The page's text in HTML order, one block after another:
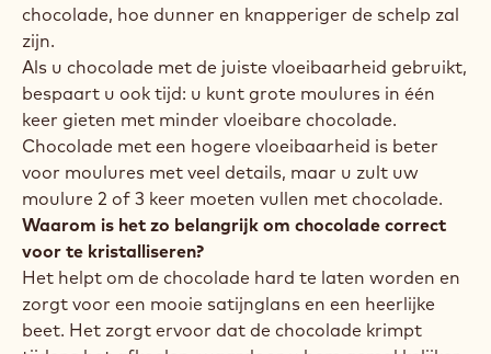
chocolade, hoe dunner en knapperiger de schelp zal
zijn.
Als u chocolade met de juiste vloeibaarheid gebruikt,
bespaart u ook tijd: u kunt grote moulures in één
keer gieten met minder vloeibare chocolade.
Chocolade met een hogere vloeibaarheid is beter
voor moulures met veel details, maar u zult uw
moulure 2 of 3 keer moeten vullen met chocolade.
Waarom is het zo belangrijk om chocolade correct
voor te kristalliseren?
Het helpt om de chocolade hard te laten worden en
zorgt voor een mooie satijnglans en een heerlijke
beet. Het zorgt ervoor dat de chocolade krimpt